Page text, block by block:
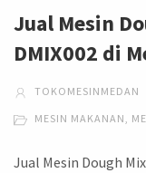
Jual Mesin
DMIX002 di
TOKOMESINMEDAN
MESIN MAKANAN,
Jual Mesin Dough